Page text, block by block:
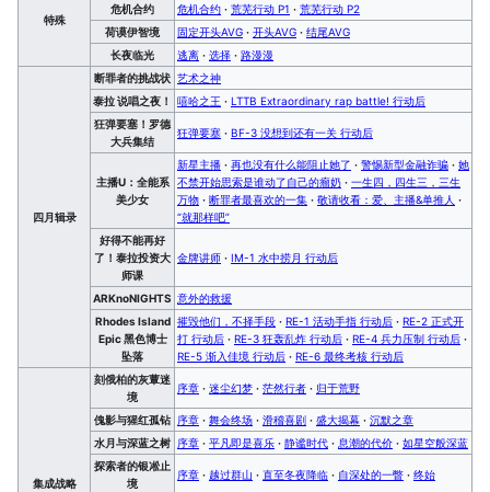
特殊
危机合约
危机合约 · 荒芜行动 P1 · 荒芜行动 P2
荷谟伊智境
固定开头AVG · 开头AVG · 结尾AVG
长夜临光
逃离 · 选择 · 路漫漫
四月辑录
断罪者的挑战状 艺术之神
泰拉 说唱之夜！
嘻哈之王 · LTTB Extraordinary rap battle! 行动后
狂弹要塞！罗德
大兵集结
狂弹要塞 · BF-3 没想到还有一关 行动后
主播U：全能系
美少女
新星主播 · 再也没有什么能阻止她了 · 警惕新型金融诈骗 · 她
不禁开始思索是谁动了自己的瘤奶 · 一生四，四生三，三生
万物 · 断罪者最喜欢的一集 · 敬请收看：爱、主播&单推人 ·
“就那样吧”
好得不能再好
了！泰拉投资大
师课
金牌讲师 · IM-1 水中捞月 行动后
ARKnoNIGHTS 意外的救援
Rhodes Island
Epic 黑色博士
坠落
摧毁他们，不择手段 · RE-1 活动手指 行动后 · RE-2 正式开
打 行动后 · RE-3 狂轰乱炸 行动后 · RE-4 兵力压制 行动后 ·
RE-5 渐入佳境 行动后 · RE-6 最终考核 行动后
集成战略
刻俄柏的灰蕈迷
境
序章 · 迷尘幻梦 · 茫然行者 · 归于荒野
傀影与猩红孤钻 序章 · 舞会终场 · 滑稽喜剧 · 盛大揭幕 · 沉默之章
水月与深蓝之树 序章 · 平凡即是喜乐 · 静谧时代 · 息潮的代价 · 如星空般深蓝
探索者的银凇止
境
序章 · 越过群山 · 直至冬夜降临 · 自深处的一瞥 · 终始